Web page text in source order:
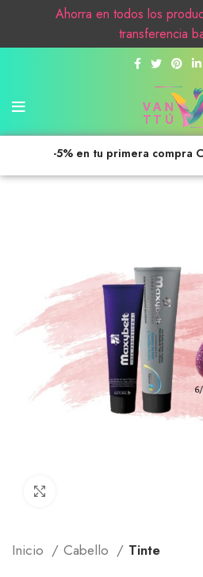
-5% en tu primera compra
Inicio Cabello Tinte
Ahorra en todos los
transferencia